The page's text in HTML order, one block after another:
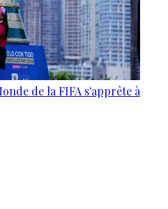
de la FIFA s'apprête à